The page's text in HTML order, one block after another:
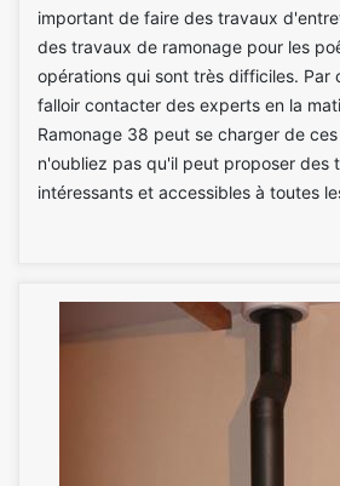
important de faire des travaux
des travaux de ramonage pour les
opérations qui sont très difficiles. Par
falloir contacter des experts en la
Ramonage 38 peut se charger de
n'oubliez pas qu'il peut proposer des
intéressants et accessibles à toutes